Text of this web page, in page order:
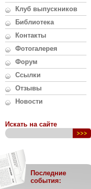
Клуб выпускников
Библиотека
Контакты
Фотогалерея
Форум
Ссылки
Отзывы
Новости
Искать на сайте
Последние
события: